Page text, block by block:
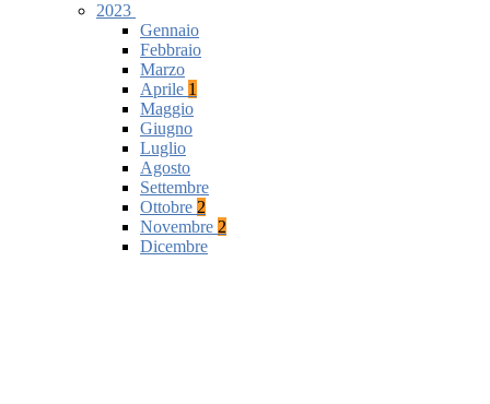
2023
Gennaio
Febbraio
Marzo
Aprile 1
Maggio
Giugno
Luglio
Agosto
Settembre
Ottobre 2
Novembre 2
Dicembre